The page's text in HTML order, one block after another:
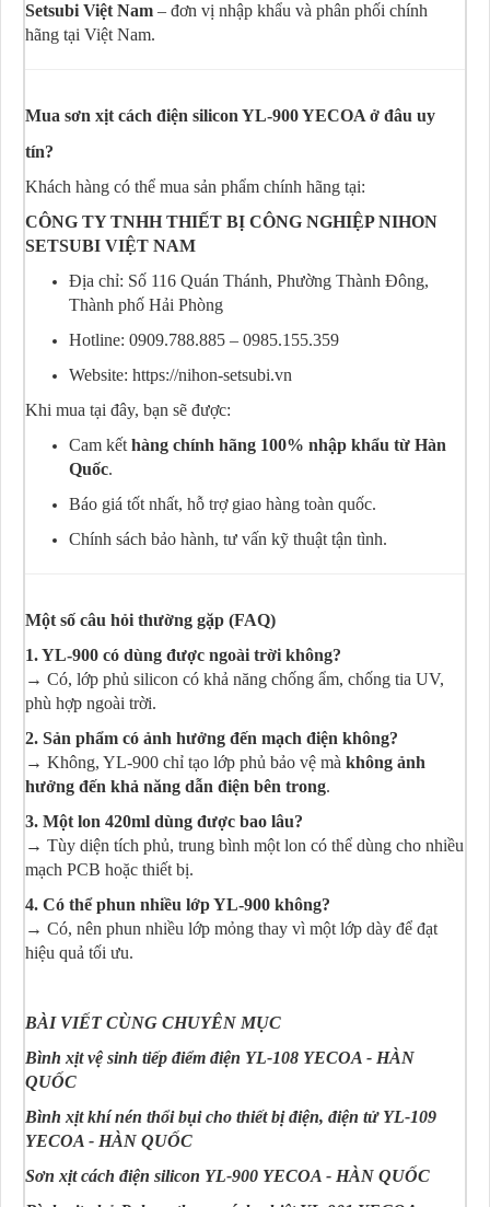
Setsubi Việt Nam – đơn vị nhập khẩu và phân phối chính
hãng tại Việt Nam.
Mua sơn xịt cách điện silicon YL-900 YECOA ở đâu uy
tín?
Khách hàng có thể mua sản phẩm chính hãng tại:
CÔNG TY TNHH THIẾT BỊ CÔNG NGHIỆP NIHON
SETSUBI VIỆT NAM
Địa chỉ: Số 116 Quán Thánh, Phường Thành Đông,
Thành phố Hải Phòng
Hotline: 0909.788.885 – 0985.155.359
Website: https://nihon-setsubi.vn
Khi mua tại đây, bạn sẽ được:
Cam kết hàng chính hãng 100% nhập khẩu từ Hàn
Quốc.
Báo giá tốt nhất, hỗ trợ giao hàng toàn quốc.
Chính sách bảo hành, tư vấn kỹ thuật tận tình.
Một số câu hỏi thường gặp (FAQ)
1. YL-900 có dùng được ngoài trời không?
→ Có, lớp phủ silicon có khả năng chống ẩm, chống tia UV,
phù hợp ngoài trời.
2. Sản phẩm có ảnh hưởng đến mạch điện không?
→ Không, YL-900 chỉ tạo lớp phủ bảo vệ mà không ảnh
hưởng đến khả năng dẫn điện bên trong.
3. Một lon 420ml dùng được bao lâu?
→ Tùy diện tích phủ, trung bình một lon có thể dùng cho nhiều
mạch PCB hoặc thiết bị.
4. Có thể phun nhiều lớp YL-900 không?
→ Có, nên phun nhiều lớp mỏng thay vì một lớp dày để đạt
hiệu quả tối ưu.
BÀI VIẾT CÙNG CHUYÊN MỤC
Bình xịt vệ sinh tiếp điểm điện YL-108 YECOA - HÀN
QUỐC
Bình xịt khí nén thổi bụi cho thiết bị điện, điện tử YL-109
YECOA - HÀN QUỐC
Sơn xịt cách điện silicon YL-900 YECOA - HÀN QUỐC